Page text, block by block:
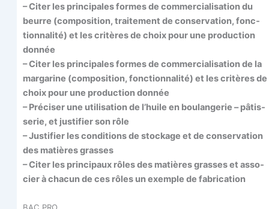
– Citer les prin­ci­pales formes de com­mer­cia­li­sa­tion du
beurre (com­po­si­tion, trai­te­ment de conser­va­tion, fonc­
tion­na­li­té) et les cri­tères de choix pour une pro­duc­tion
donnée
– Citer les prin­ci­pales formes de com­mer­cia­li­sa­tion de la
mar­ga­rine (com­po­si­tion, fonc­tion­na­li­té) et les cri­tères de
choix pour une pro­duc­tion donnée
– Pré­ci­ser une uti­li­sa­tion de l’huile en bou­lan­ge­rie – pâtis­
se­rie, et jus­ti­fier son rôle
– Jus­ti­fier les condi­tions de sto­ckage et de conser­va­tion
des matières grasses
– Citer les prin­ci­paux rôles des matières grasses et asso­
cier à cha­cun de ces rôles un exemple de fabrication